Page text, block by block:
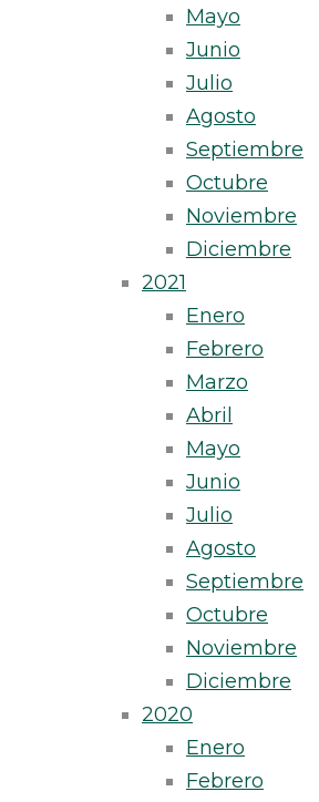
Mayo
Junio
Julio
Agosto
Septiembre
Octubre
Noviembre
Diciembre
2021
Enero
Febrero
Marzo
Abril
Mayo
Junio
Julio
Agosto
Septiembre
Octubre
Noviembre
Diciembre
2020
Enero
Febrero